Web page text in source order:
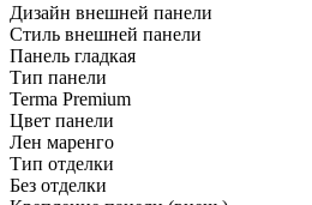
Дизайн внешней панели
Стиль внешней панели
Панель гладкая
Тип панели
Terma Premium
Цвет панели
Лен маренго
Тип отделки
Без отделки